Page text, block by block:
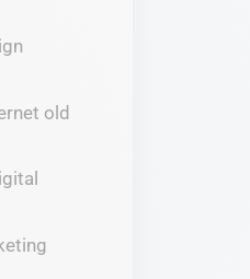
Options
old